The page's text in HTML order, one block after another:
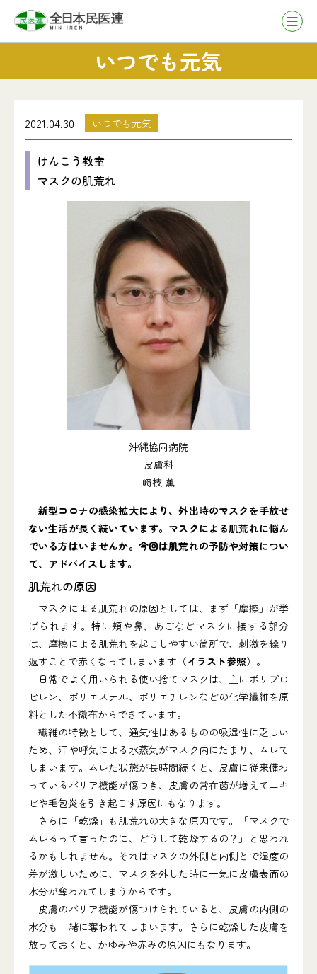
いつでも元気
2021.04.30 いつでも元気
けんこう教室
マスクの肌荒れ
沖縄協同病院
皮膚科
﨑枝 薫
新型コロナの感染拡大により、外出時のマスクを手放せ
ない生活が長く続いています。マスクによる肌荒れに悩ん
でいる方はいませんか。今回は肌荒れの予防や対策につい
て、アドバイスします。
肌荒れの原因
マスクによる肌荒れの原因としては、まず「摩擦」が挙
げられます。特に頬や鼻、あごなどマスクに接する部分
は、摩擦による肌荒れを起こしやすい箇所で、刺激を繰り
返すことで赤くなってしまいます（イラスト参照）。
日常でよく用いられる使い捨てマスクは、主にポリプロ
ピレン、ポリエステル、ポリエチレンなどの化学繊維を原
料とした不織布からできています。
繊維の特徴として、通気性はあるものの吸湿性に乏しい
ため、汗や呼気による水蒸気がマスク内にたまり、ムレて
しまいます。ムレた状態が長時間続くと、皮膚に従来備わ
っているバリア機能が傷つき、皮膚の常在菌が増えてニキ
ビや毛包炎を引き起こす原因にもなります。
さらに「乾燥」も肌荒れの大きな原因です。「マスクで
ムレるって言ったのに、どうして乾燥するの？」と思われ
るかもしれません。それはマスクの外側と内側とで湿度の
差が激しいために、マスクを外した時に一気に皮膚表面の
水分が奪われてしまうからです。
皮膚のバリア機能が傷つけられていると、皮膚の内側の
水分も一緒に奪われてしまいます。さらに乾燥した皮膚を
放っておくと、かゆみや赤みの原因にもなります。